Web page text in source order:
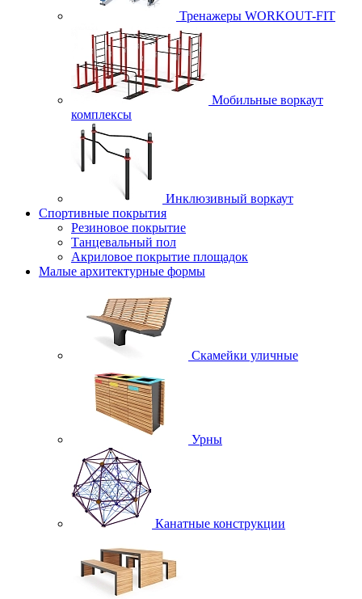
Тренажеры WORKOUT-FIT
Мобильные воркаут
комплексы
Инклюзивный воркаут
Спортивные покрытия
Резиновое покрытие
Танцевальный пол
Акриловое покрытие площадок
Малые архитектурные формы
Скамейки уличные
Урны
Канатные конструкции